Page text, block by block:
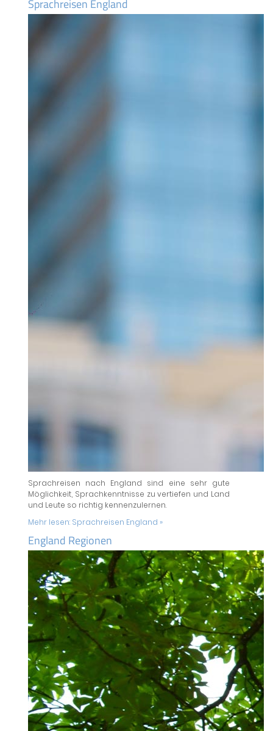
Sprachreisen England
Sprachreisen nach England sind eine sehr gute
Möglichkeit, Sprachkenntnisse zu vertiefen und Land
und Leute so richtig kennenzulernen.
Mehr lesen: Sprachreisen England »
England Regionen